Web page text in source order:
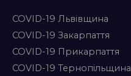
COVID-19 Львівщина
COVID-19 Закарпаття
COVID-19 Прикарпаття
COVID-19 Тернопільщина